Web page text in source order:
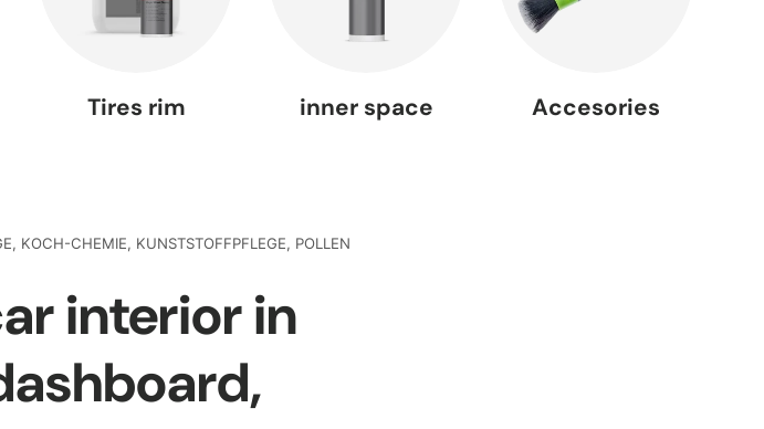
Tires rim inner space Accesories
KOCH-CHEMIE, KUNSTSTOFFPFLEGE, POLLEN
interior in